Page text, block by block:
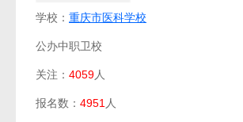
学校： 重庆市医科学校
公办中职卫校
关注： 4059人
报名数： 4951 人